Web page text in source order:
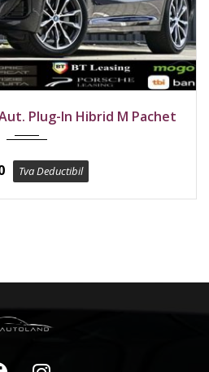
Plug-In Hibrid M Pachet
Tva Deductibil